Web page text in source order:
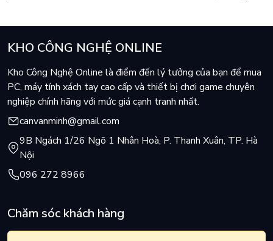
KHO CÔNG NGHỆ ONLINE
Kho Công Nghệ Online là điểm đến lý tưởng của bạn để mua
PC, máy tính xách tay cao cấp và thiết bị chơi game chuyên
nghiệp chính hãng với mức giá cạnh tranh nhất.
canvanminh@gmail.com
9B Ngách 1/26 Ngõ 1 Nhân Hoà, P. Thanh Xuân, TP. Hà
Nội
096 272 8966
Chăm sóc khách hàng